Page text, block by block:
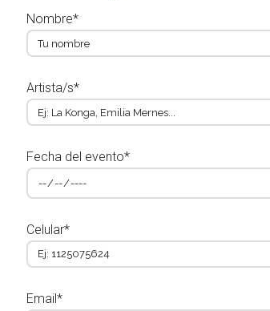
Nombre*
Artista/s*
Fecha del evento*
Celular*
Email*